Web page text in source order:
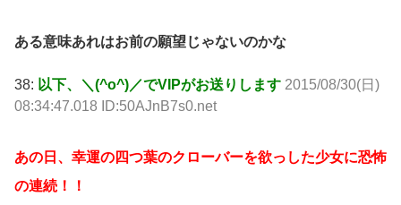
ある意味あれはお前の願望じゃないのかな
38: 以下、＼(^o^)／でVIPがお送りします 2015/08/30(日)
08:34:47.018 ID:50AJnB7s0.net
あの日、幸運の四つ葉のクローバーを欲っした少女に恐怖
の連続！！